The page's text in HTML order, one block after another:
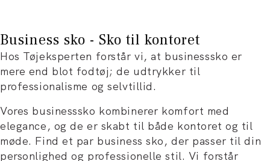
Business sko - Sko til kontoret
Hos Tøjeksperten forstår vi, at businesssko er
mere end blot fodtøj; de udtrykker til
professionalisme og selvtillid.
Vores businesssko kombinerer komfort med
elegance, og de er skabt til både kontoret og til
møde. Find et par business sko, der passer til din
personlighed og professionelle stil. Vi forstår